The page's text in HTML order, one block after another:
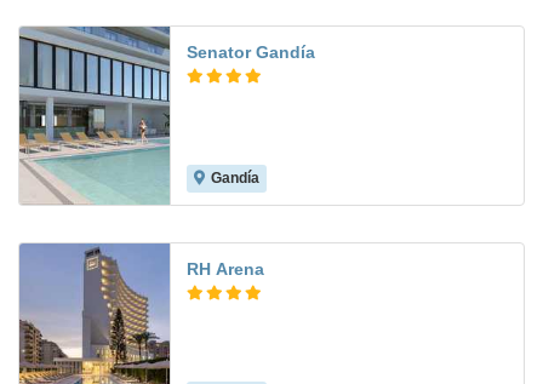
Senator Gandía
Gandía
RH Arena